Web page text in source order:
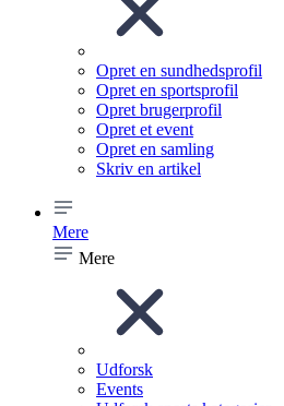
Opret en sundhedsprofil
Opret en sportsprofil
Opret brugerprofil
Opret et event
Opret en samling
Skriv en artikel
Mere
Mere
Udforsk
Events